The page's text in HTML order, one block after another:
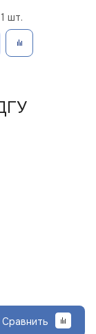
шт.
Сравнить